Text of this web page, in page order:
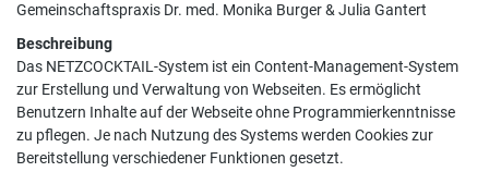
Gemeinschaftspraxis Dr. med. Monika Burger & Julia Gantert
Beschreibung
Das NETZCOCKTAIL-System ist ein Content-Management-System
zur Erstellung und Verwaltung von Webseiten. Es ermöglicht
Benutzern Inhalte auf der Webseite ohne Programmierkenntnisse
zu pflegen. Je nach Nutzung des Systems werden Cookies zur
Bereitstellung verschiedener Funktionen gesetzt.